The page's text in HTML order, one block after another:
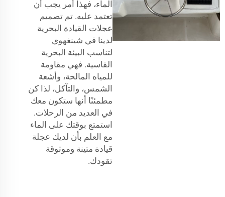
الماء، فهذا أمر يجب أن
تعتمد عليه. تم تصميم
عجلات القيادة البحرية
لدينا في شينغهوي
لتناسب البيئة البحرية
القاسية. فهي مقاومة
للمياه المالحة، وأشعة
الشمس، والتآكل، لذا كن
مطمئنًا أنها ستكون معك
في العديد من الرحلات.
استمتع بوقتك على الماء
مع العلم بأن لديك عجلة
قيادة متينة وموثوقة
تقودك.